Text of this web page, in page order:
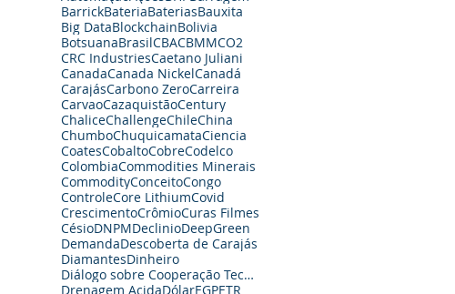
BarrickBateriaBateriasBauxita
Big DataBlockchainBolivia
BotsuanaBrasilCBACBMMCO2
CRC IndustriesCaetano Juliani
CanadaCanada NickelCanadá
CarajásCarbono ZeroCarreira
CarvaoCazaquistãoCentury
ChaliceChallengeChileChina
ChumboChuquicamataCiencia
CoatesCobaltoCobreCodelco
ColombiaCommodities Minerais
CommodityConceitoCongo
ControleCore LithiumCovid
CrescimentoCrômioCuras Filmes
CésioDNPMDeclinioDeepGreen
DemandaDescoberta de Carajás
DiamantesDinheiro
Diálogo sobre Cooperação Tecnológica
Drenagem AcidaDólarEGPETR